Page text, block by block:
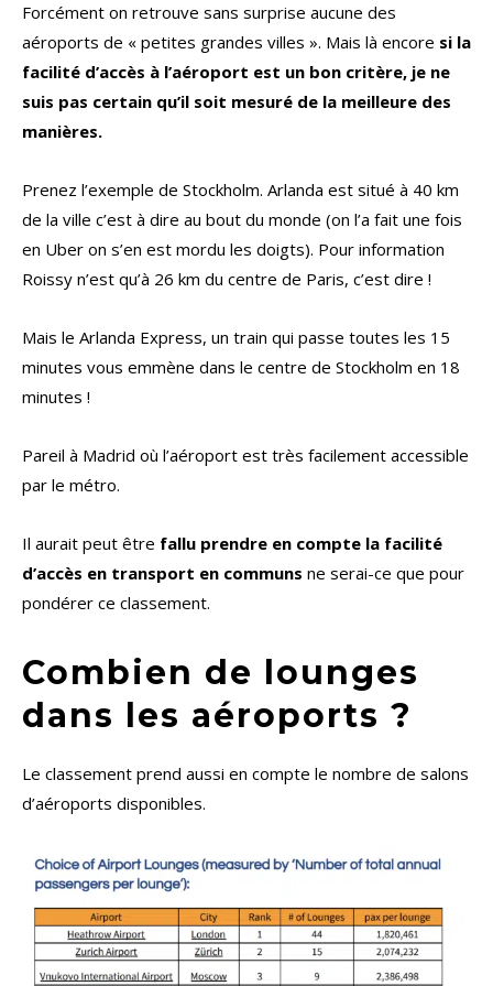
Forcément on retrouve sans surprise aucune des
aéroports de « petites grandes villes ». Mais là encore si la
facilité d’accès à l’aéroport est un bon critère, je ne
suis pas certain qu’il soit mesuré de la meilleure des
manières.
Prenez l’exemple de Stockholm. Arlanda est situé à 40 km
de la ville c’est à dire au bout du monde (on l’a fait une fois
en Uber on s’en est mordu les doigts). Pour information
Roissy n’est qu’à 26 km du centre de Paris, c’est dire !
Mais le Arlanda Express, un train qui passe toutes les 15
minutes vous emmène dans le centre de Stockholm en 18
minutes !
Pareil à Madrid où l’aéroport est très facilement accessible
par le métro.
Il aurait peut être fallu prendre en compte la facilité
d’accès en transport en communs ne serai-ce que pour
pondérer ce classement.
Combien de lounges
dans les aéroports ?
Le classement prend aussi en compte le nombre de salons
d’aéroports disponibles.